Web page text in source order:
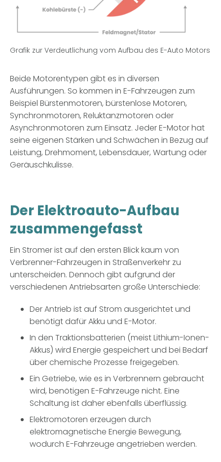
Grafik zur Verdeutlichung vom Aufbau des E-Auto Motors
Beide Motorentypen gibt es in diversen
Ausführungen. So kommen in E-Fahrzeugen zum
Beispiel Bürstenmotoren, bürstenlose Motoren,
Synchronmotoren, Reluktanzmotoren oder
Asynchronmotoren zum Einsatz. Jeder E-Motor hat
seine eigenen Stärken und Schwächen in Bezug auf
Leistung, Drehmoment, Lebensdauer, Wartung oder
Geräuschkulisse.
Der Elektroauto-Aufbau
zusammengefasst
Ein Stromer ist auf den ersten Blick kaum von
Verbrenner-Fahrzeugen in Straßenverkehr zu
unterscheiden. Dennoch gibt aufgrund der
verschiedenen Antriebsarten große Unterschiede:
Der Antrieb ist auf Strom ausgerichtet und
benötigt dafür Akku und E-Motor.
In den Traktionsbatterien (meist Lithium-Ionen-
Akkus) wird Energie gespeichert und bei Bedarf
über chemische Prozesse freigegeben.
Ein Getriebe, wie es in Verbrennern gebraucht
wird, benötigen E-Fahrzeuge nicht. Eine
Schaltung ist daher ebenfalls überflüssig.
Elektromotoren erzeugen durch
elektromagnetische Energie Bewegung,
wodurch E-Fahrzeuge angetrieben werden.